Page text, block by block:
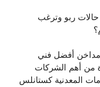
ربو وترغب
مداخن أفضل فني
من أهم الشركات
المعدنية كستانلس